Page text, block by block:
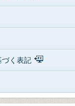
づく表記